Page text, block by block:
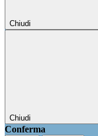
Chiudi
Chiudi
Conferma